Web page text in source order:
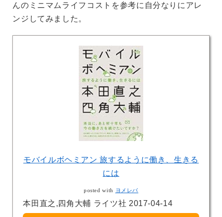
んのミニマムライフコストを参考に自分なりにアレ
ンジしてみました。
モバイルボヘミアン 旅するように働き、生きる
には
posted with ヨメレバ
本田直之,四角大輔 ライツ社 2017-04-14